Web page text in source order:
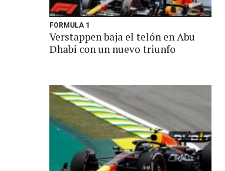
FORMULA 1
Verstappen baja el telón en Abu
Dhabi con un nuevo triunfo